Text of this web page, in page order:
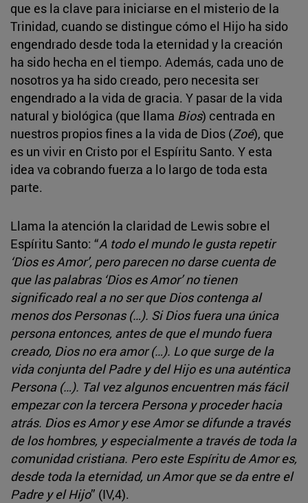
que es la clave para iniciarse en el misterio de la
Trinidad, cuando se distingue cómo el Hijo ha sido
engendrado desde toda la eternidad y la creación
ha sido hecha en el tiempo. Además, cada uno de
nosotros ya ha sido creado, pero necesita ser
engendrado a la vida de gracia. Y pasar de la vida
natural y biológica (que llama Bios) centrada en
nuestros propios fines a la vida de Dios (Zoé), que
es un vivir en Cristo por el Espíritu Santo. Y esta
idea va cobrando fuerza a lo largo de toda esta
parte.
Llama la atención la claridad de Lewis sobre el
Espíritu Santo: “A todo el mundo le gusta repetir
‘Dios es Amor’, pero parecen no darse cuenta de
que las palabras ‘Dios es Amor’ no tienen
significado real a no ser que Dios contenga al
menos dos Personas (…). Si Dios fuera una única
persona entonces, antes de que el mundo fuera
creado, Dios no era amor (…). Lo que surge de la
vida conjunta del Padre y del Hijo es una auténtica
Persona (…). Tal vez algunos encuentren más fácil
empezar con la tercera Persona y proceder hacia
atrás. Dios es Amor y ese Amor se difunde a través
de los hombres, y especialmente a través de toda la
comunidad cristiana. Pero este Espíritu de Amor es,
desde toda la eternidad, un Amor que se da entre el
Padre y el Hijo” (IV,4).